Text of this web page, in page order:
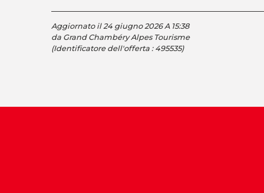
Aggiornato il 24 giugno 2026 A 15:38
da Grand Chambéry Alpes Tourisme
(Identificatore dell'offerta : 495535)